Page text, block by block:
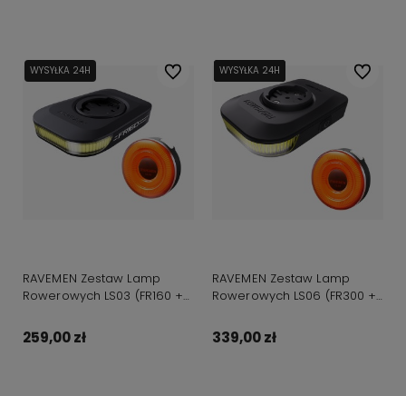
WYSYŁKA 24H
RAVEMEN Zestaw Lamp
Rowerowych LS03 (FR160 +
259,00 zł
Do ulubionychWYSYŁKA 24H
WYSYŁKA 24H
WYSYŁKA 24H
RAVEMEN Zestaw Lamp
Rowerowych LS06 (FR300 +
339,00 zł
Do